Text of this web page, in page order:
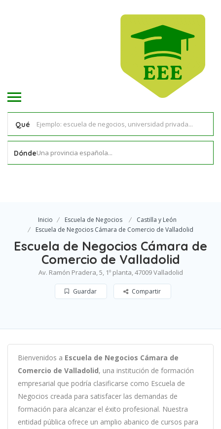
Qué
DóndeUna provincia española...
Inicio Escuela de Negocios
Castilla y León
Escuela de Negocios Cámara de Comercio de Valladolid
Escuela de Negocios Cámara de
Comercio de Valladolid
Av. Ramón Pradera, 5, 1º planta, 47009 Valladolid
Guardar Compartir
Bienvenidos a Escuela de Negocios Cámara de
Comercio de Valladolid, una institución de formación
empresarial que podría clasificarse como Escuela de
Negocios creada para satisfacer las demandas de
formación para alcanzar el éxito profesional. Nuestra
entidad pública ofrece un amplio abanico de cursos para